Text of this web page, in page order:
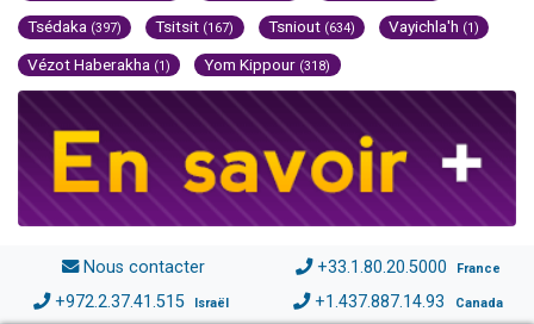
Tsédaka (397) Tsitsit (167) Tsniout (634) Vayichla'h (1)
Vézot Haberakha (1) Yom Kippour (318)
Nous contacter +33.1.80.20.5000 France
+972.2.37.41.515 Israël +1.437.887.14.93 Canada